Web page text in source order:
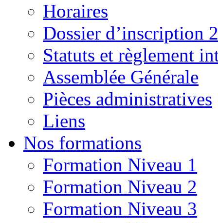
Horaires
Dossier d’inscription
Statuts et règlement
Assemblée Générale
Pièces administratives
Liens
Nos formations
Formation Niveau 1
Formation Niveau 2
Formation Niveau 3